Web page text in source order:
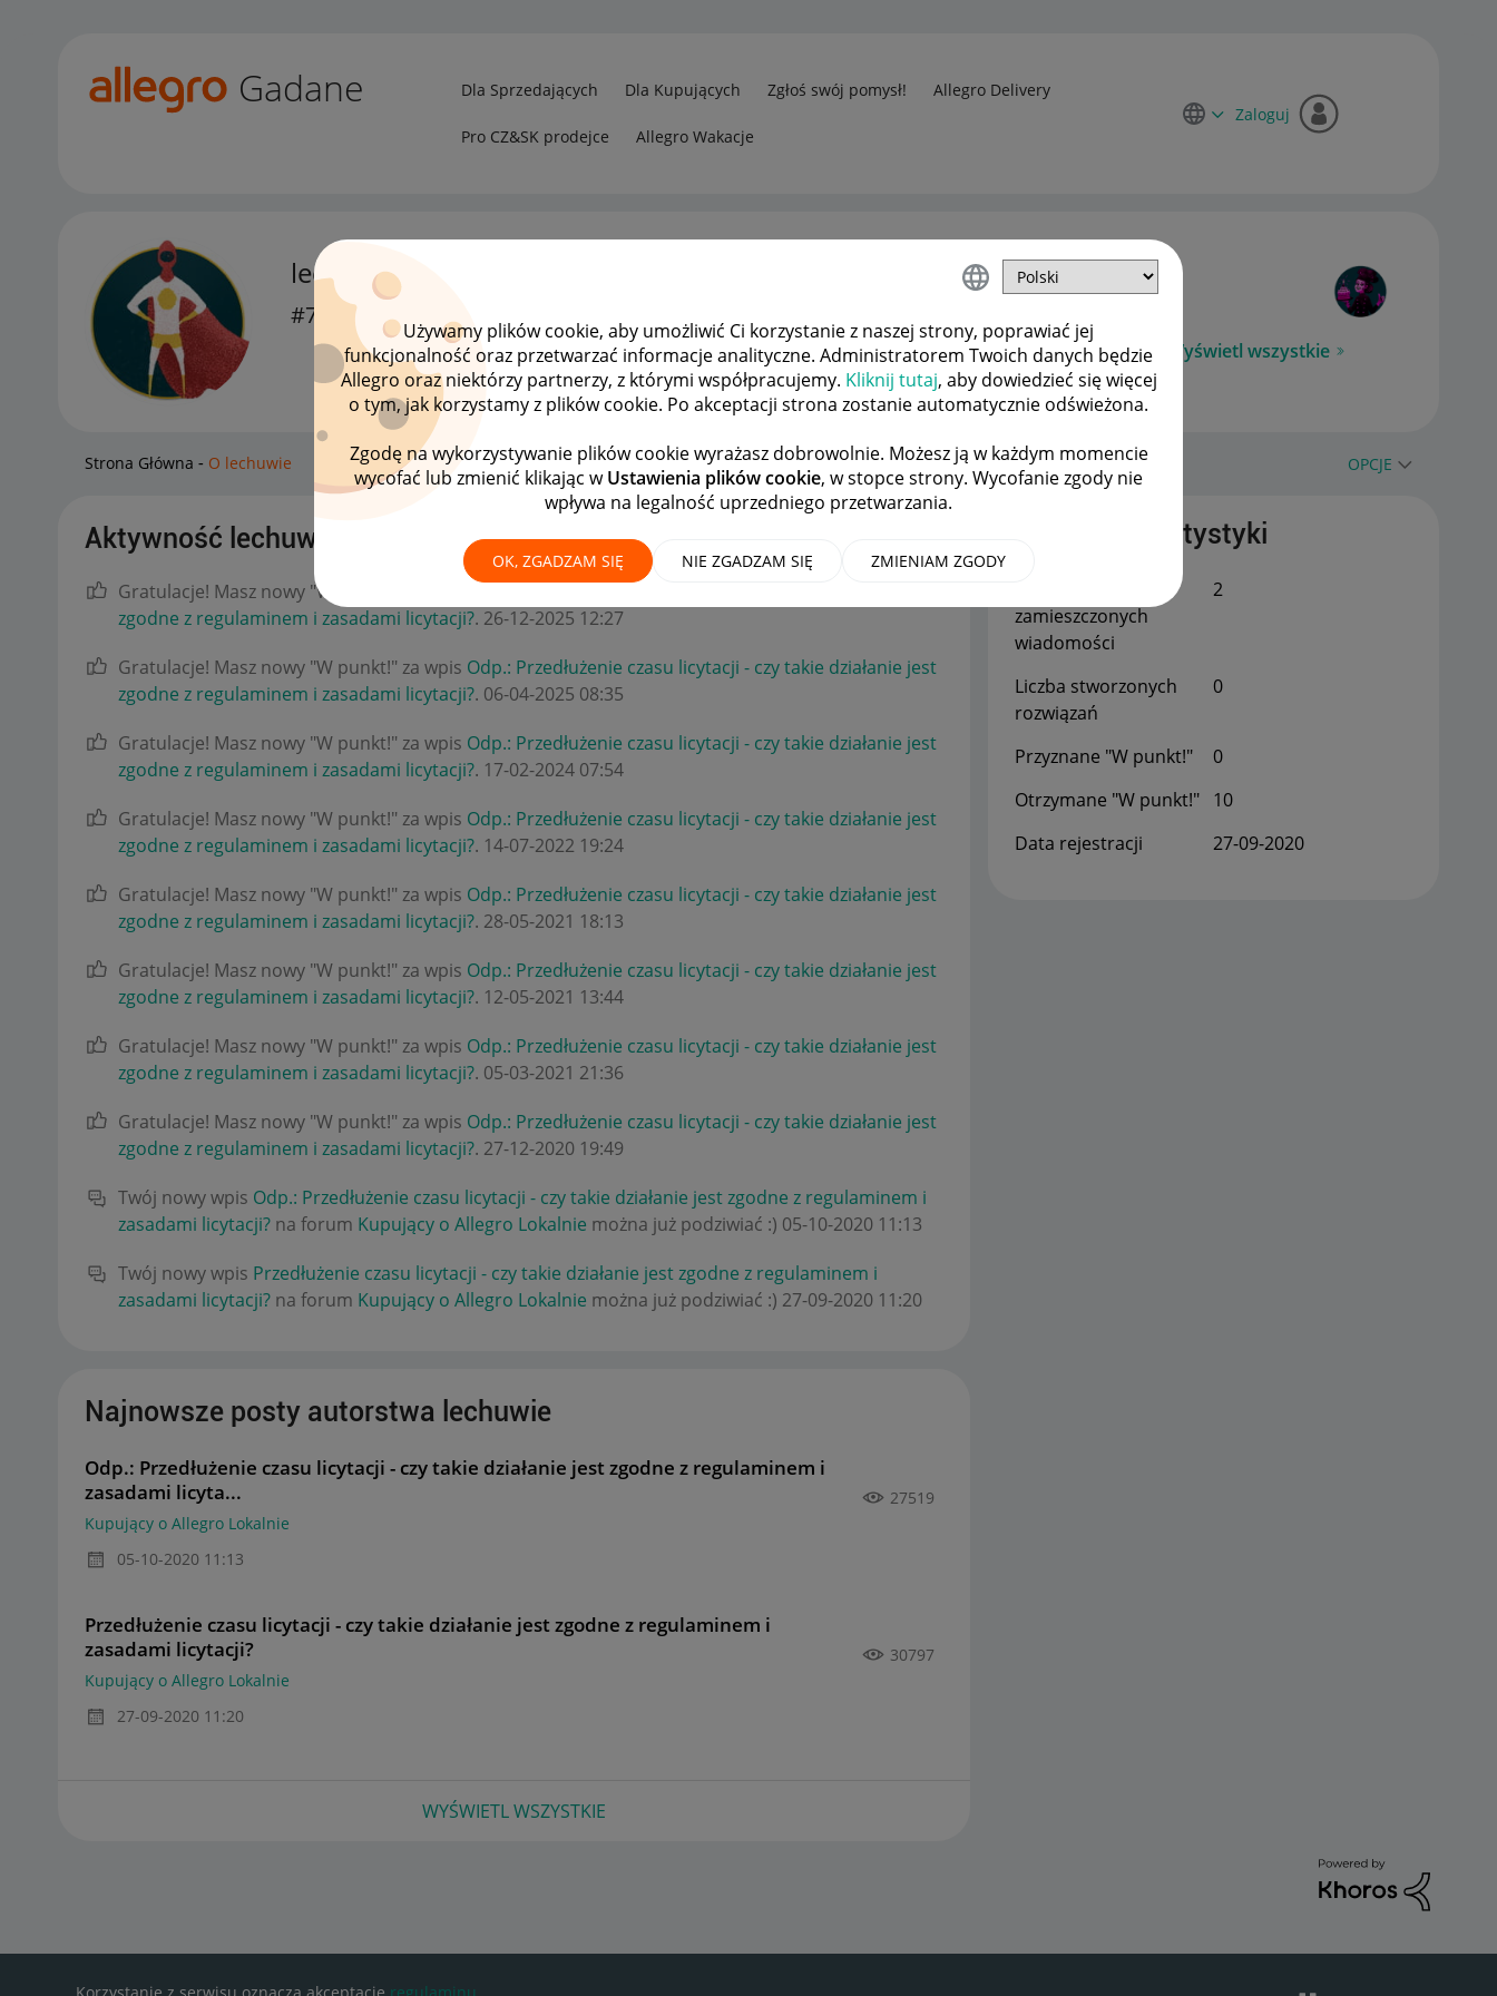
Używamy plików cookie, aby umożliwić Ci korzystanie z naszej strony, poprawiać jej
funkcjonalność oraz przetwarzać informacje analityczne. Administratorem Twoich danych będzie
Allegro oraz niektórzy partnerzy, z którymi współpracujemy. Kliknij tutaj, aby dowiedzieć się więcej
o tym, jak korzystamy z plików cookie. Po akceptacji strona zostanie automatycznie odświeżona.
Zgodę na wykorzystywanie plików cookie wyrażasz dobrowolnie. Możesz ją w każdym momencie
wycofać lub zmienić klikając wUstawienia plików cookie, w stopce strony. Wycofanie zgody nie
wpływa na legalność uprzedniego przetwarzania.
OK, ZGADZAM SIĘ NIE ZGADZAM SIĘ ZMIENIAM ZGODY
Gadane Dla Sprzedających Dla Kupujących Zgłoś swój pomysł! Allegro Delivery
Pro CZ&SK prodejce Allegro Wakacje
Zaloguj
lechuwie
#7 Wielbiciel
Wyświetl wszystkie
Strona Główna O lechuwie OPCJE
Aktywność lechuwie
Gratulacje! Masz nowy "W punkt!" za wpis
zgodne z regulaminem i zasadami licytacji?. ‎26-12-2025 12:27
Gratulacje! Masz nowy "W punkt!" za wpis Odp.: Przedłużenie czasu licytacji - czy takie działanie jest
zgodne z regulaminem i zasadami licytacji?. ‎06-04-2025 08:35
Gratulacje! Masz nowy "W punkt!" za wpis Odp.: Przedłużenie czasu licytacji - czy takie działanie jest
zgodne z regulaminem i zasadami licytacji?. ‎17-02-2024 07:54
Gratulacje! Masz nowy "W punkt!" za wpis Odp.: Przedłużenie czasu licytacji - czy takie działanie jest
zgodne z regulaminem i zasadami licytacji?. ‎14-07-2022 19:24
Gratulacje! Masz nowy "W punkt!" za wpis Odp.: Przedłużenie czasu licytacji - czy takie działanie jest
zgodne z regulaminem i zasadami licytacji?. ‎28-05-2021 18:13
Gratulacje! Masz nowy "W punkt!" za wpis Odp.: Przedłużenie czasu licytacji - czy takie działanie jest
zgodne z regulaminem i zasadami licytacji?. ‎12-05-2021 13:44
Gratulacje! Masz nowy "W punkt!" za wpis Odp.: Przedłużenie czasu licytacji - czy takie działanie jest
zgodne z regulaminem i zasadami licytacji?. ‎05-03-2021 21:36
Gratulacje! Masz nowy "W punkt!" za wpis Odp.: Przedłużenie czasu licytacji - czy takie działanie jest
zgodne z regulaminem i zasadami licytacji?. ‎27-12-2020 19:49
Twój nowy wpis Odp.: Przedłużenie czasu licytacji - czy takie działanie jest zgodne z regulaminem i
zasadami licytacji? na forum Kupujący o Allegro Lokalnie można już podziwiać :) ‎05-10-2020 11:13
Twój nowy wpis Przedłużenie czasu licytacji - czy takie działanie jest zgodne z regulaminem i
zasadami licytacji? na forum Kupujący o Allegro Lokalnie można już podziwiać :) ‎27-09-2020 11:20
Najnowsze posty autorstwa lechuwie
Odp.: Przedłużenie czasu licytacji - czy takie działanie jest zgodne z regulaminem i
zasadami licyta...
Kupujący o Allegro Lokalnie
27519
‎05-10-2020 11:13
Przedłużenie czasu licytacji - czy takie działanie jest zgodne z regulaminem i
zasadami licytacji?
Kupujący o Allegro Lokalnie
30797
‎27-09-2020 11:20
WYŚWIETL WSZYSTKIE
Publiczne statystyki
zamieszczonych
wiadomości
2
Liczba stworzonych
rozwiązań
0
Przyznane "W punkt!"
0
Otrzymane "W punkt!"
10
Data rejestracji
‎27-09-2020